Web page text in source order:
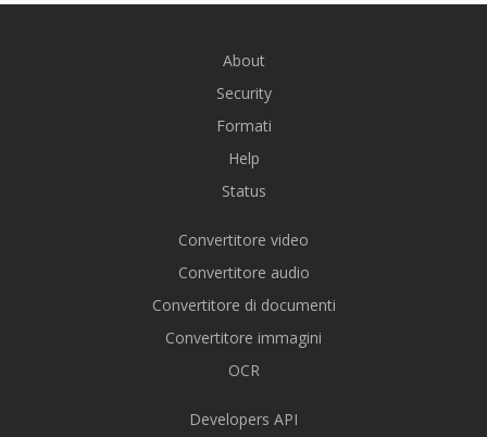
About
Security
Formati
Help
Status
Convertitore video
Convertitore audio
Convertitore di documenti
Convertitore immagini
OCR
Developers API